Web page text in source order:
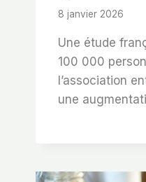
8 janvier 2026
Une étude
100 000
l’association
une